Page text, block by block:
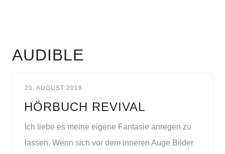
AUDIBLE
20. AUGUST 2018
HÖRBUCH REVIVAL
Ich liebe es meine eigene Fantasie anregen zu
lassen. Wenn sich vor dem inneren Auge Bilder